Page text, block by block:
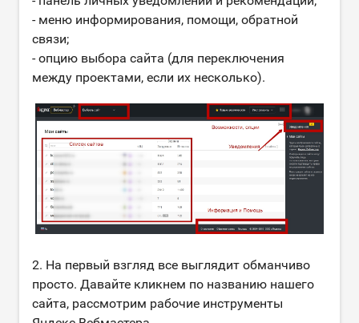
- меню информирования, помощи, обратной
связи;
- опцию выбора сайта (для переключения
между проектами, если их несколько).
2. На первый взгляд все выглядит обманчиво
просто. Давайте кликнем по названию нашего
сайта, рассмотрим рабочие инструменты